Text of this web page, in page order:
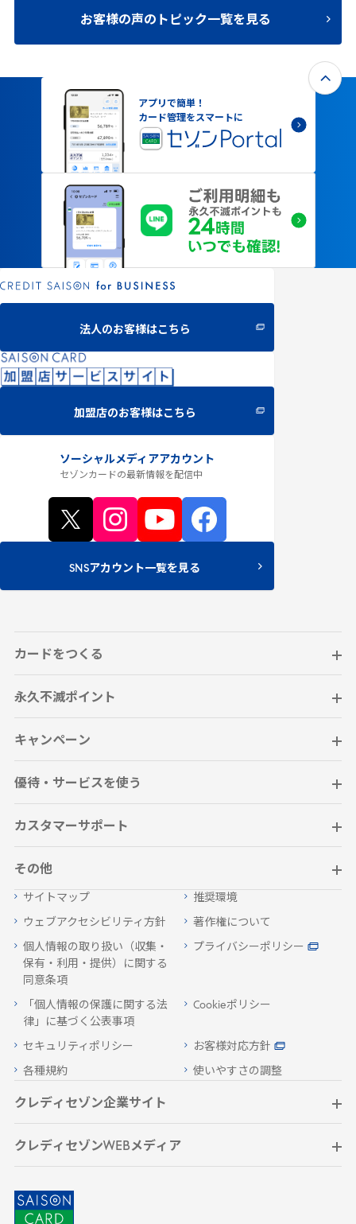
お客様の声のトピック一覧を見る
アプリで簡単！
カード管理をスマートに
法人のお客様はこちら
加盟店のお客様はこちら
ソーシャルメディアアカウント
セゾンカードの最新情報を配信中
SNSアカウント一覧を見る
カードをつくる
永久不滅ポイント
キャンペーン
優待・サービスを使う
カスタマーサポート
その他
サイトマップ 推奨環境
ウェブアクセシビリティ方針 著作権について
個人情報の取り扱い（収集・
保有・利用・提供）に関する
同意条項
プライバシーポリシー
「個人情報の保護に関する法
律」に基づく公表事項
Cookieポリシー
セキュリティポリシー お客様対応方針
各種規約 使いやすさの調整
クレディセゾン企業サイト
クレディセゾンWEBメディア